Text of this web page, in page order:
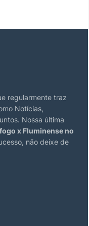
regularmente traz
Notícias,
Nossa última
x Fluminense no
não deixe de